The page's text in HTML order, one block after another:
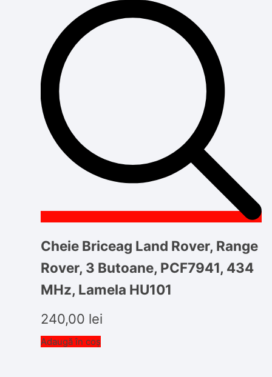
Cheie Briceag Land Rover, Range
Rover, 3 Butoane, PCF7941, 434
MHz, Lamela HU101
240,00 lei
Adaugă în coș